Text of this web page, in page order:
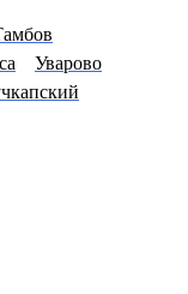
Уварово